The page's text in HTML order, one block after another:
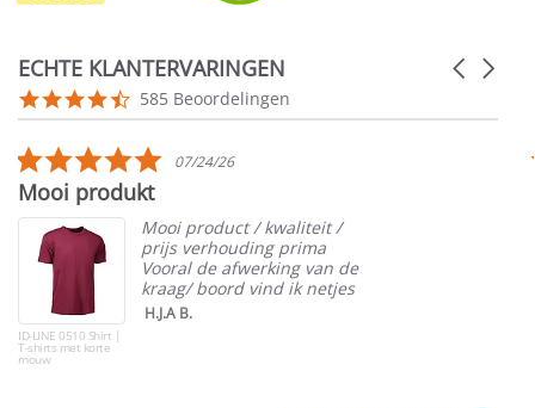
ECHTE KLANTERVARINGEN
Reviews
carousel
Carousel
4.5
star
585 Beoordelingen
5.0
star
07/24/26
Mooi produkt
ID-LINE 0510 Shirt |
T-shirts met korte
mouw
Mooi product / kwaliteit /
prijs verhouding prima
Vooral de afwerking van de
kraag/ boord vind ik netjes
H.J.A B.